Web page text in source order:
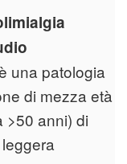
una patologia
di mezza età
>50 anni) di